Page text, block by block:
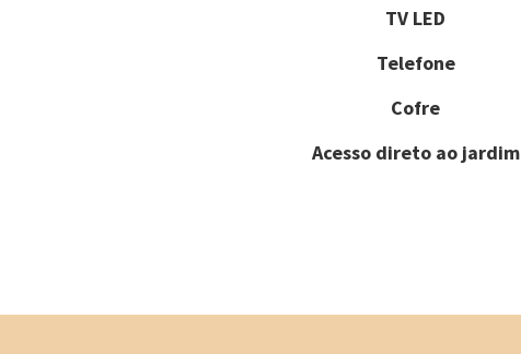
TV LED
Telefone
Cofre
Acesso direto ao jardim